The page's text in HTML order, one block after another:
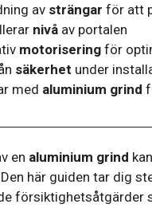
av strängar för att
nivåav portalen
motoriseringför
säkerhet under
med aluminium grind
en aluminium grind
här guiden tar dig
försiktighetsåtgärder